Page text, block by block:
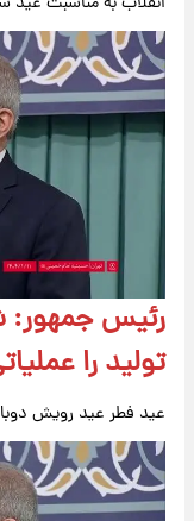
رئیس جمهور:
تولید را
عید فطر عید رویش